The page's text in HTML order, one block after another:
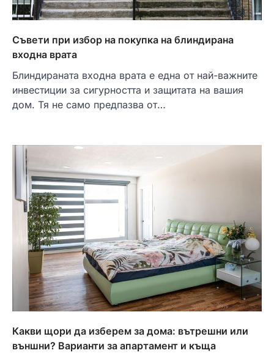
Съвети при избор на покупка на блиндирана
входна врата
Блиндираната входна врата е една от най-важните
инвестиции за сигурността и защитата на вашия
дом. Тя не само предпазва от…
Какви щори да изберем за дома: вътрешни или
външни? Варианти за апартамент и къща